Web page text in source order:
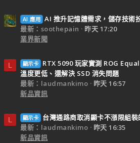
AI 應用 AI 推升記憶體需求，儲存技術
最新：soothepain
昨天 17:20
業界新聞
L 顯示卡
RTX 5090 玩家實測 ROG
溫度更低、還解決 SSD 消失問題
最新：laudmankimo
昨天 16:57
新品資訊
L 顯示卡
台灣通路商取消顯卡不漲限組
最新：laudmankimo
昨天 16:35
新品資訊